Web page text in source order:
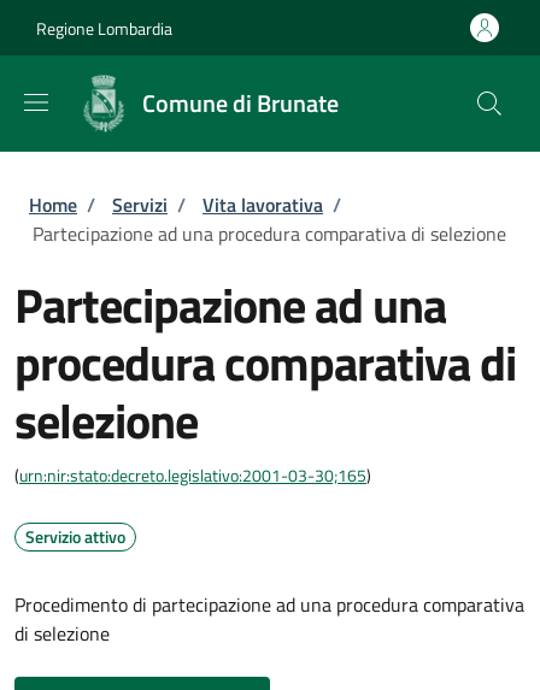
Regione Lombardia
Comune di Brunate
Briciole di pane
Home / Servizi / Vita lavorativa /
Partecipazione ad una procedura comparativa di selezione
Partecipazione ad una
procedura comparativa di
selezione
(urn:nir:stato:decreto.legislativo:2001-03-30;165)
Servizio attivo
Procedimento di partecipazione ad una procedura comparativa
di selezione